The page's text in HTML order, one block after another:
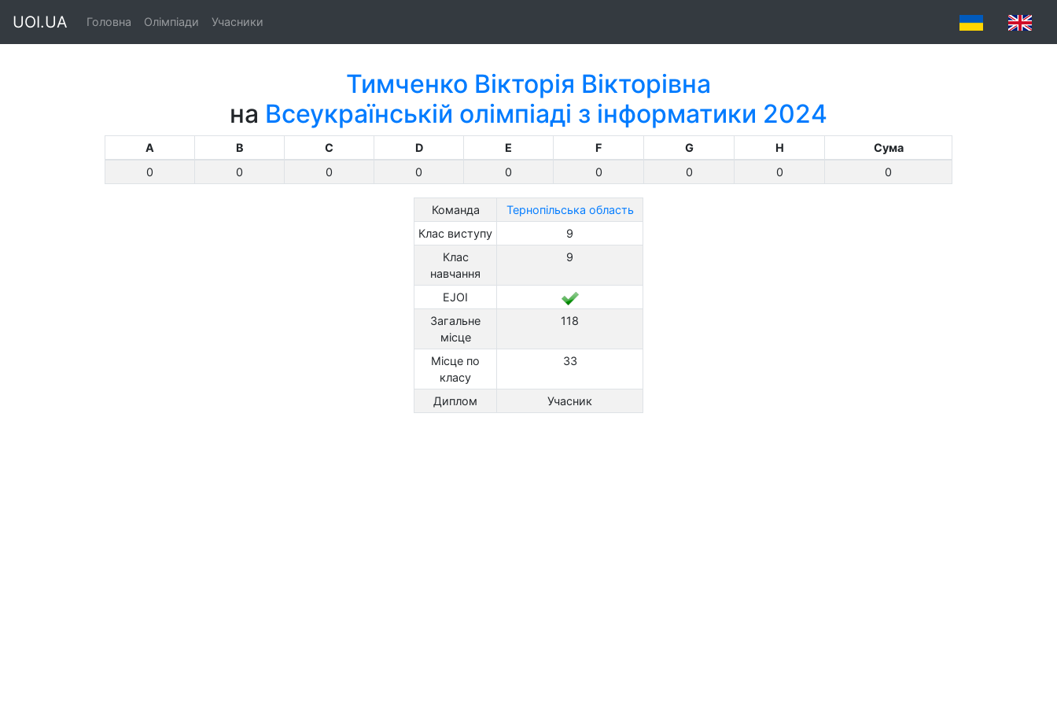
UOI.UA Головна Олімпіади Учасники
Тимченко Вікторія Вікторівна
на Всеукраїнській олімпіаді з інформатики 2024
A B C D E F G H
Сума
0
0 0 0 0 0 0 0 0
Команда
Тернопільська область
Клас виступу
9
Клас
навчання
9
EJOI
Загальне
місце
118
Місце по
класу
33
Диплом Учасник